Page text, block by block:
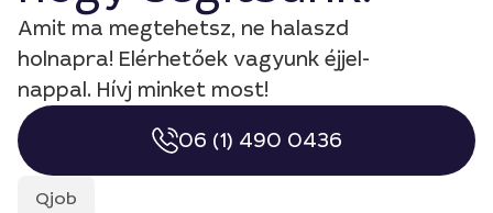
Amit ma megtehetsz, ne halaszd
holnapra! Elérhetőek vagyunk éjjel-
nappal. Hívj minket most!
06 (1) 490 0436
Qjob